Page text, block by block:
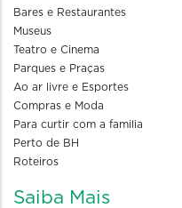
Bares e Restaurantes
Museus
Teatro e Cinema
Parques e Praças
Ao ar livre e Esportes
Compras e Moda
Para curtir com a familia
Perto de BH
Roteiros
Saiba Mais